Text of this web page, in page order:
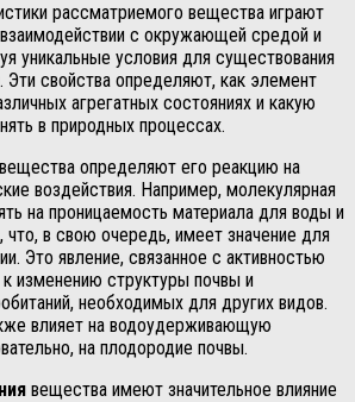
рассматриемого вещества играют
с окружающей средой и
уникальные условия для существования
Эти свойства определяют, как элемент
агрегатных состояниях и какую
в природных процессах.
вещества определяют его реакцию на
воздействия. Например, молекулярная
на проницаемость материала для воды и
что, в свою очередь, имеет значение для
Это явление, связанное с активностью
изменению структуры почвы и
необходимых для других видов.
влияет на водоудерживающую
на плодородие почвы.
вещества имеют значительное влияние